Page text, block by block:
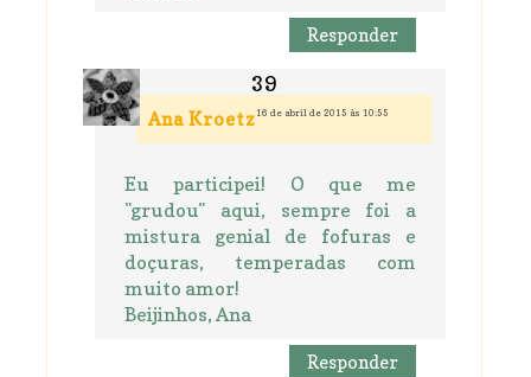
Responder
Ana Kroetz 16 de abril de 2015 às 10:55
Eu participei! O que me
"grudou" aqui, sempre foi a
mistura genial de fofuras e
doçuras, temperadas com
muito amor!
Beijinhos, Ana
Responder